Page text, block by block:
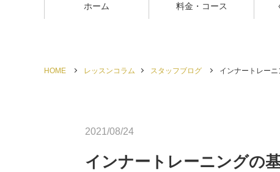
ホーム 料金・コース
HOME レッスンコラム スタッフブログ インナートレー
2021/08/24
インナートレーニングの